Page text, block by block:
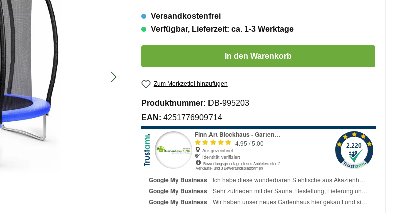
Versandkostenfrei
Verfügbar, Lieferzeit: ca. 1-3 Werktage
Produkt Anzahl: Gib den gewünschten Wert ein oder benutze die Schaltflächen um
In den Warenkorb
Zum Merkzettel hinzufügen
Produktnummer: DB-995203
EAN: 4251776909714